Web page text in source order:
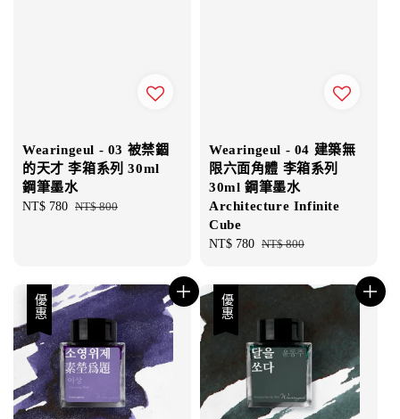
Wearingeul - 03 被禁錮
的天才 李箱系列 30ml
鋼筆墨水
Sale
NT$ 780 Regular
NT$ 800
Wearingeul - 04 建築無
限六面角體 李箱系列
30ml 鋼筆墨水
Architecture Infinite
Cube
Sale
NT$ 780 Regular
NT$ 800
優惠 優惠